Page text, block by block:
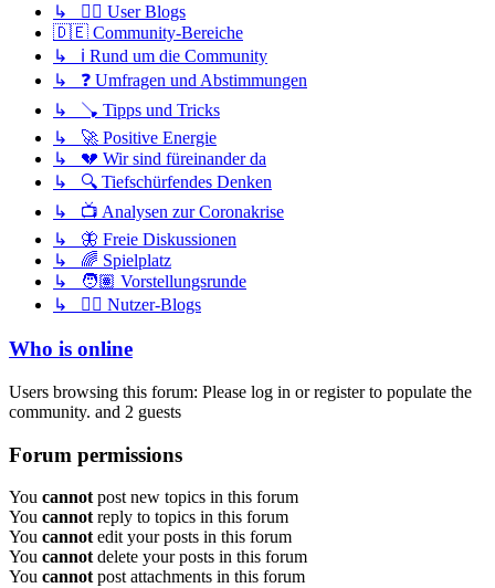
↳ ✍🏽 User Blogs
🇩🇪 Community-Bereiche
↳ ℹ️ Rund um die Community
↳ ❓ Umfragen und Abstimmungen
↳ 🪠 Tipps und Tricks
↳ 🚀 Positive Energie
↳ 💔 Wir sind füreinander da
↳ 🔍 Tiefschürfendes Denken
↳ 📺 Analysen zur Coronakrise
↳ 🦋 Freie Diskussionen
↳ 🌈 Spielplatz
↳ 🧑🏽 Vorstellungsrunde
↳ ✍🏽 Nutzer-Blogs
Who is online
Users browsing this forum: Please log in or register to populate the
community. and 2 guests
Forum permissions
You cannot post new topics in this forum
You cannot reply to topics in this forum
You cannot edit your posts in this forum
You cannot delete your posts in this forum
You cannot post attachments in this forum